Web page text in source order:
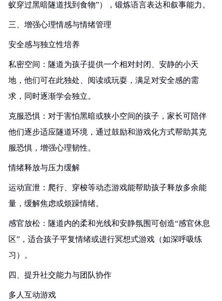
蚁穿过黑暗隧道找到食物”），锻炼语言表达和叙事能力。
三、增强心理情感与情绪管理
安全感与独立性培养
私密空间：隧道为孩子提供一个相对封闭、安静的小天
地，他们可在此独处、阅读或玩耍，满足对安全感的需
求，同时逐渐学会独立。
克服恐惧：对于害怕黑暗或狭小空间的孩子，家长可陪伴
他们逐步适应隧道环境，通过鼓励和游戏化方式帮助其克
服恐惧，增强心理韧性。
情绪释放与压力缓解
运动宣泄：爬行、穿梭等动态游戏能帮助孩子释放多余能
量，缓解焦虑或烦躁情绪。
感官放松：隧道内的柔和光线和安静氛围可创造“感官休息
区”，适合孩子平复情绪或进行冥想式游戏（如深呼吸练
习）。
四、提升社交能力与团队协作
多人互动游戏